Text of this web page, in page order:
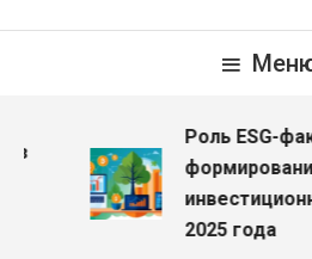
Роль ESG-
формировании
2025 года